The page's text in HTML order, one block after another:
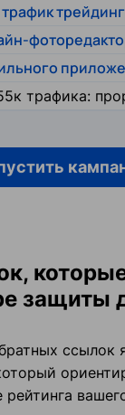
трафика:
защиты
ссылок
рейтинга